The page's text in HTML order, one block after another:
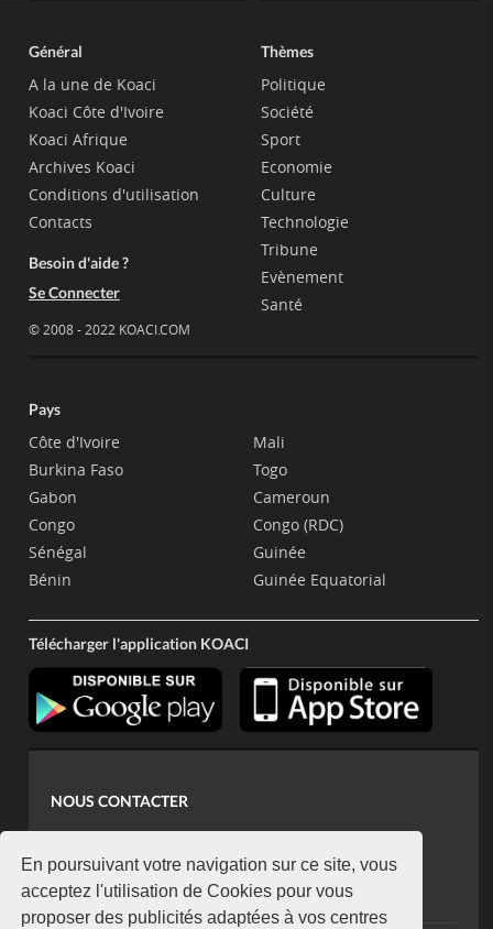
En poursuivant votre navigation sur ce site, vous
acceptez l'utilisation de Cookies pour vous
proposer des publicités adaptées à vos centres
Général
A la une de Koaci
Koaci Côte d'Ivoire
Koaci Afrique
Archives Koaci
Conditions d'utilisation
Contacts
Besoin d'aide ?
Se Connecter
© 2008 - 2022 KOACI.COM
Thèmes
Politique
Société
Sport
Economie
Culture
Technologie
Tribune
Evènement
Santé
Pays
Côte d'Ivoire
Burkina Faso
Gabon
Congo
Sénégal
Bénin
Mali
Togo
Cameroun
Congo (RDC)
Guinée
Guinée Equatorial
Télécharger l'application KOACI
NOUS CONTACTER
koaci@yahoo.fr
+225 07 08 85 52 93